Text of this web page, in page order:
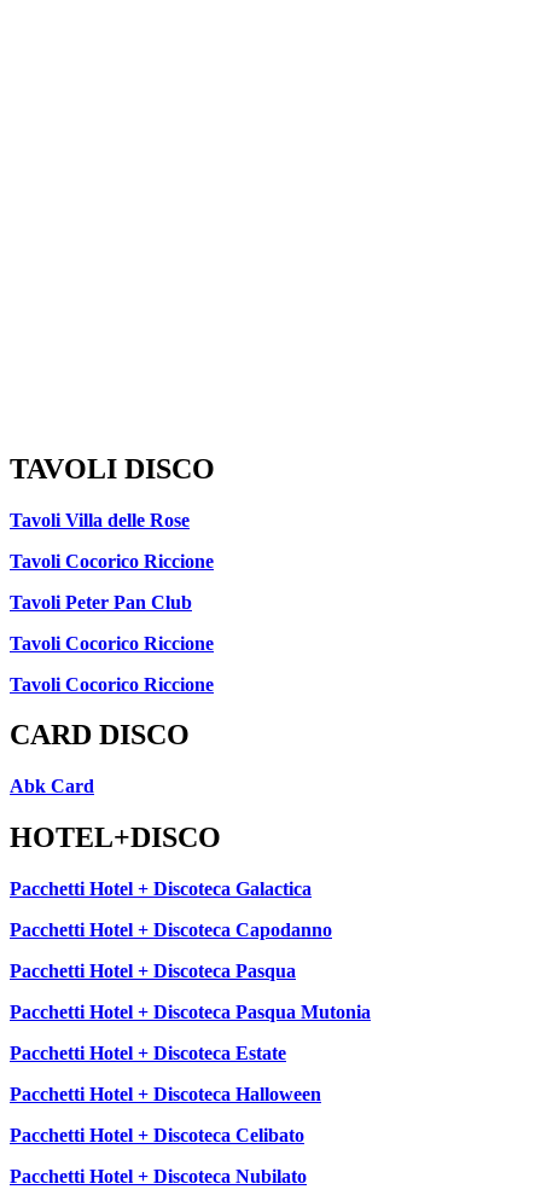
TAVOLI DISCO
Tavoli Villa delle Rose
Tavoli Cocorico Riccione
Tavoli Peter Pan Club
Tavoli Cocorico Riccione
Tavoli Cocorico Riccione
CARD DISCO
Abk Card
HOTEL+DISCO
Pacchetti Hotel + Discoteca Galactica
Pacchetti Hotel + Discoteca Capodanno
Pacchetti Hotel + Discoteca Pasqua
Pacchetti Hotel + Discoteca Pasqua Mutonia
Pacchetti Hotel + Discoteca Estate
Pacchetti Hotel + Discoteca Halloween
Pacchetti Hotel + Discoteca Celibato
Pacchetti Hotel + Discoteca Nubilato